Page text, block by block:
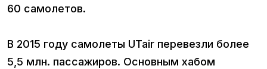
60 самолетов.
В 2015 году самолеты UTair перевезли более
5,5 млн. пассажиров. Основным хабом